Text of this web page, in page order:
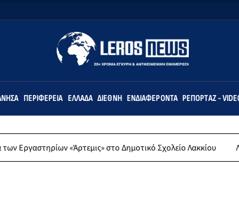
ΠΕΡΙΦΈΡΕΙΑ ΕΛΛΆΔΑ ΔΙΕΘΝΉ ΕΝΔΙΑΦΈΡΟΝΤΑ ΡΕΠΟΡΤΆΖ -
«Άρτεμις» στο Δημοτικό Σχολείο Λακκίου Λέρος: